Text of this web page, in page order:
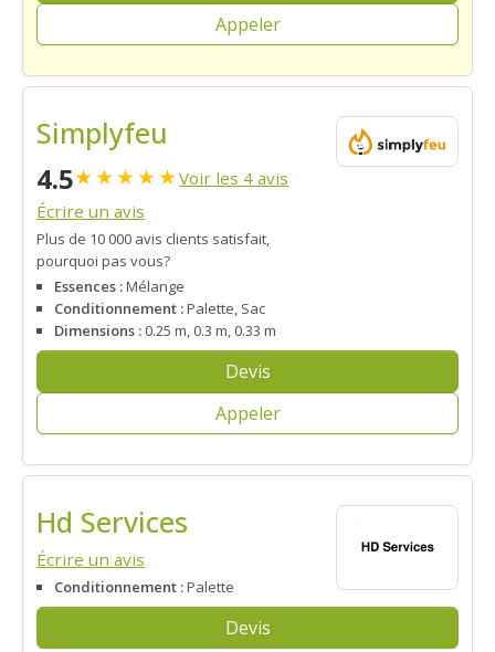
Appeler
Simplyfeu
4.5★★★★★Voir les 4 avis
Écrire un avis
Plus de 10 000 avis clients satisfait,
pourquoi pas vous?
Essences :Mélange
Conditionnement :Palette, Sac
Dimensions : 0.25 m, 0.3 m, 0.33 m
Devis
Appeler
Hd Services
Écrire un avis
Conditionnement :Palette
Devis